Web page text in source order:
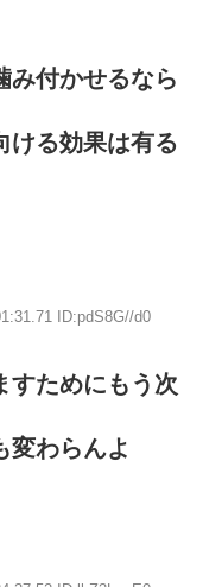
み付かせるなら
ける効果は有る
ID:pdS8G//d0
すためにもう次
変わらんよ